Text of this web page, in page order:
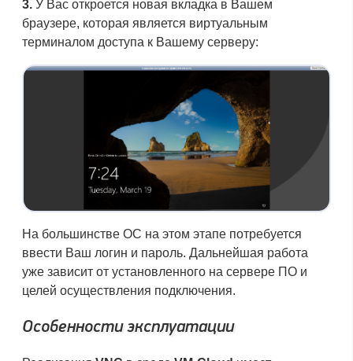
3. У Вас откроется новая вкладка в Вашем
браузере, которая является виртуальным
терминалом доступа к Вашему серверу:
На большинстве ОС на этом этапе потребуется
ввести Ваш логин и пароль. Дальнейшая работа
уже зависит от установленного на сервере ПО и
целей осуществления подключения.
Особенности эксплуатации